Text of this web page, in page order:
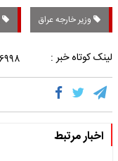
وزیر خارجه عراق
لینک کوتاه خبر :
اخبار مرتبط